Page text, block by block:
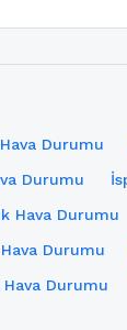
Durumu
Durumu
Hava Durumu
Durumu
Durumu